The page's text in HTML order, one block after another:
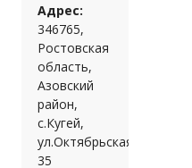
Адрес:
346765,
Ростовская
область,
Азовский
район,
с.Кугей,
ул.Октябрьская,
35